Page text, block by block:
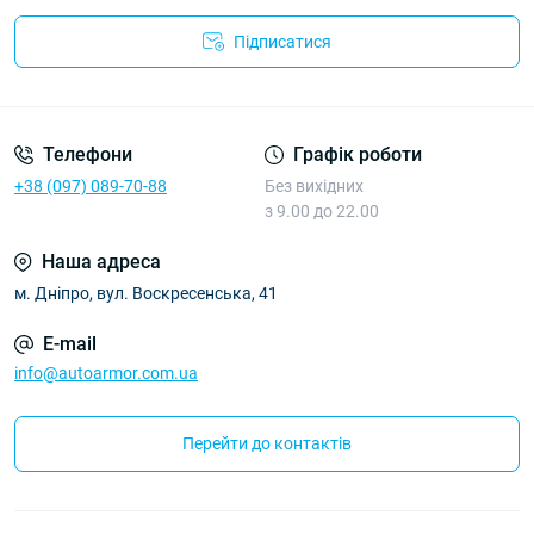
Підписатися
Телефони
+38 (097) 089-70-88
Графік роботи
Без вихідних
з 9.00 до 22.00
Наша адреса
м. Дніпро, вул. Воскресенська, 41
E-mail
info@autoarmor.com.ua
Перейти до контактів